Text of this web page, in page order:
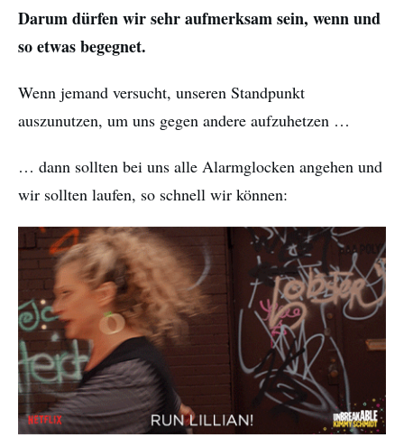
Darum dürfen wir sehr aufmerksam sein, wenn und
so etwas begegnet.
Wenn jemand versucht, unseren Standpunkt
auszunutzen, um uns gegen andere aufzuhetzen …
… dann sollten bei uns alle Alarmglocken angehen und
wir sollten laufen, so schnell wir können: